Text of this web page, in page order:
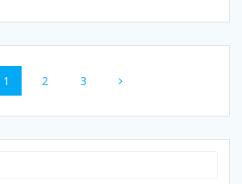
Sayfa
1 Sayfa
2 Sayfa
3